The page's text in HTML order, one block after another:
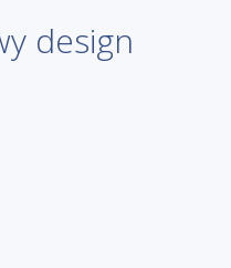
design